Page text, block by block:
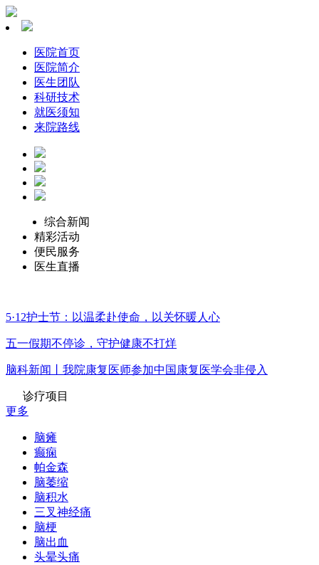
医院首页
医院简介
医生团队
科研技术
就医须知
来院路线
综合新闻
精彩活动
便民服务
医生直播
5·12护士节：以温柔赴使命，以关怀暖人心
五一假期不停诊，守护健康不打烊
脑科新闻丨我院康复医师参加中国康复医学会非侵入
诊疗项目
更多
脑瘫
癫痫
帕金森
脑萎缩
脑积水
三叉神经痛
脑梗
脑出血
头晕头痛